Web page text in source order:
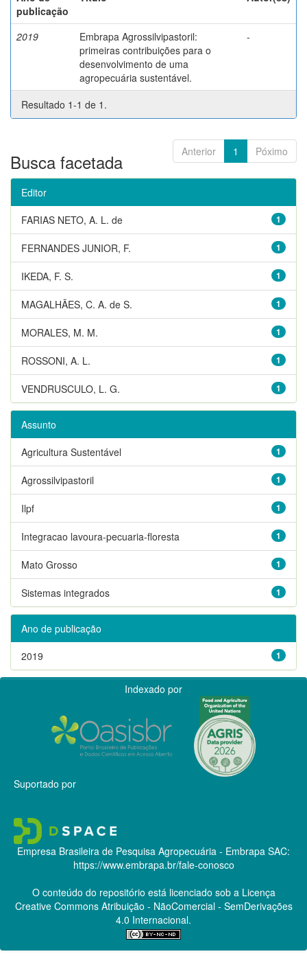
publicação
2019
Embrapa Agrossilvipastoril:
primeiras contribuições para o
desenvolvimento de uma
agropecuária sustentável.
-
Resultado 1-1 de 1.
Anterior 1 Póximo
Busca facetada
Editor
1
FARIAS NETO, A. L. de
1
FERNANDES JUNIOR, F.
1
IKEDA, F. S.
1
MAGALHÃES, C. A. de S.
1
MORALES, M. M.
1
ROSSONI, A. L.
1
VENDRUSCULO, L. G.
Assunto
1
Agricultura Sustentável
1
Agrossilvipastoril
1
Ilpf
1
Integracao lavoura-pecuaria-floresta
1
Mato Grosso
1
Sistemas integrados
Ano de publicação
1
2019
Indexado por
Suportado por
Empresa Brasileira de Pesquisa Agropecuária - Embrapa SAC:
https://www.embrapa.br/fale-conosco
O conteúdo do repositório está licenciado sob a Licença
Creative CommonsAtribuição - NãoComercial - SemDerivações
4.0 Internacional.